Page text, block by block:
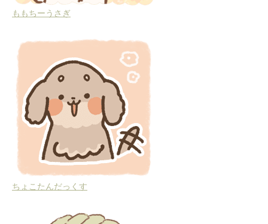
ももちーうさぎ
ちょこたんだっくす